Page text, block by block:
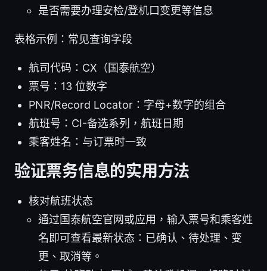
是否需要办理安检/登机口变更等信息
表格示例：常见查询字段
航司代码：CX（国泰航空）
票号：13 位数字
PNR/Record Locator：字母+数字的组合
航班号：CI-备选系列，航班日期
乘客姓名：与订票时一致
验证票务信息的实用方法
核对航班状态
通过国泰航空官网或应用，输入票号和乘客姓
名即可查看最新状态：已确认、待处理、变
更、取消等。